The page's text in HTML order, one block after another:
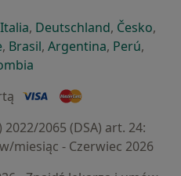
karcie
w nowej karcie
się w nowej karcie
Italiaotwiera się w nowej
, Deutschlandotwiera się
, Česko,
karcie
się w nowej karcie
otwiera się w nowej karcie
, Brasilotwiera się w nowej
, Argentinaotwiera się
, Perú,
2022/2065 (DSA) art. 24:
miesiąc - Czerwiec 2026